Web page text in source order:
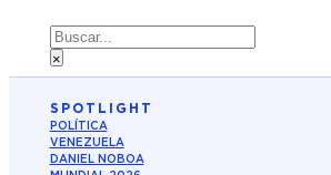
Buscar
×
SPOTLIGHT
POLÍTICA
VENEZUELA
DANIEL NOBOA